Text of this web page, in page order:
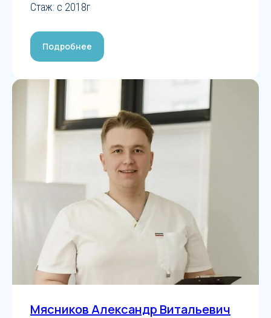
Стаж: с 2018г
Подробнее
Мясников Александр Витальевич